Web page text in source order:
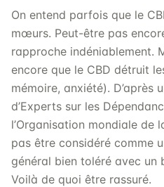
On entend parfois que le
mœurs. Peut-être pas
rapproche indéniablement.
encore que le CBD détruit
mémoire, anxiété). D’après
d’Experts sur les
l’Organisation mondiale de
pas être considéré comme
général bien toléré avec un
Voilà de quoi être rassuré.